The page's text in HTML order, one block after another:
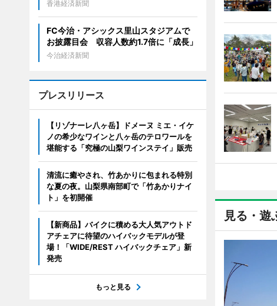
見る・遊
香港経済新聞
FC今治・アシックス里山スタジアムで
お披露目会 収容人数約1.7倍に「成長」
今治経済新聞
プレスリリース
【リゾナーレ八ヶ岳】ドメーヌ ミエ・イケ
ノの希少なワインと八ヶ岳のテロワールを
堪能する「究極の山梨ワインステイ」販売
清流に癒やされ、竹あかりに包まれる特別
な夏の夜。山梨県南部町で「竹あかりナイ
ト」を初開催
【新商品】バイクに積める大人気アウトド
アチェアに待望のハイバックモデルが登
場！「WIDE/REST ハイバックチェア」新
発売
もっと見る